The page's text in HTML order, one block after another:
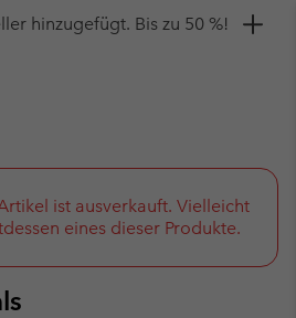
10 %-Gutschein
ist ausverkauft. Vielleicht
eines dieser Produkte.